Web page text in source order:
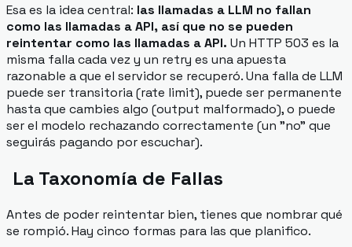
Esa es la idea central: las llamadas a LLM no fallan
como las llamadas a API, así que no se pueden
reintentar como las llamadas a API. Un HTTP 503 es la
misma falla cada vez y un retry es una apuesta
razonable a que el servidor se recuperó. Una falla de LLM
puede ser transitoria (rate limit), puede ser permanente
hasta que cambies algo (output malformado), o puede
ser el modelo rechazando correctamente (un "no" que
seguirás pagando por escuchar).
La Taxonomía de Fallas
Antes de poder reintentar bien, tienes que nombrar qué
se rompió. Hay cinco formas para las que planifico.